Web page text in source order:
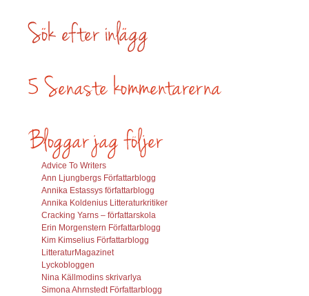
Advice To Writers
Ann Ljungbergs Författarblogg
Annika Estassys författarblogg
Annika Koldenius Litteraturkritiker
Cracking Yarns – författarskola
Erin Morgenstern Författarblogg
Kim Kimselius Författarblogg
LitteraturMagazinet
Lyckobloggen
Nina Källmodins skrivarlya
Simona Ahrnstedt Författarblogg